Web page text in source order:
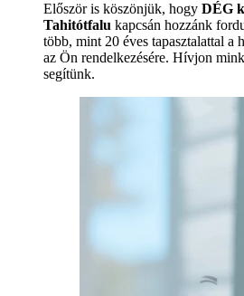
Először is köszönjük, hogy DÉG
Tahitótfalu kapcsán hozzánk
több, mint 20 éves tapasztalattal a
az Ön rendelkezésére. Hívjon
segítünk.